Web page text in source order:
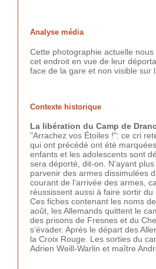
Analyse média
Cette photographie actuelle
cet endroit en vue de leur
face de la gare et non visible sur
Contexte historique
La libération du Camp de
"Arrachez vos Étoiles !": ce cri
qui ont précédé ont été
enfants et les adolescents sont
sera déporté, dit-on. N'ayant
parvenir des armes dissimulées
courant de l'arrivée des armes,
réussissent aussi à faire sortir
Ces fiches contenant les noms
août, les Allemands quittent le
des prisons de Fresnes et du
s'évader. Après le départ des
la Croix Rouge. Les sorties du
Adrien Weill-Warlin et maître